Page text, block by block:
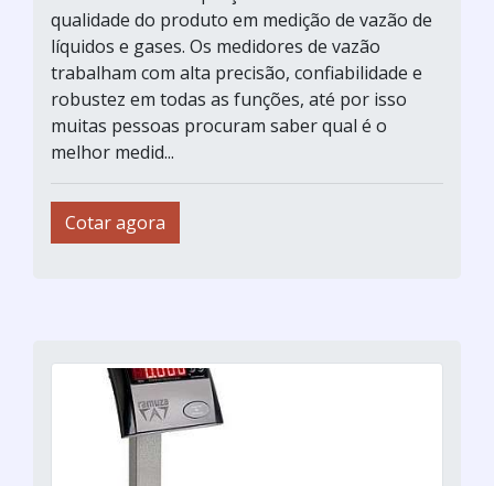
qualidade do produto em medição de vazão de
líquidos e gases. Os medidores de vazão
trabalham com alta precisão, confiabilidade e
robustez em todas as funções, até por isso
muitas pessoas procuram saber qual é o
melhor medid...
Cotar agora